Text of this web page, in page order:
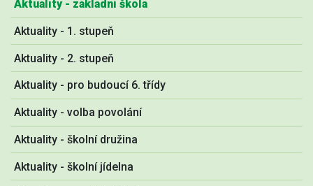
Aktuality - základní škola
Aktuality - 1. stupeň
Aktuality - 2. stupeň
Aktuality - pro budoucí 6. třídy
Aktuality - volba povolání
Aktuality - školní družina
Aktuality - školní jídelna